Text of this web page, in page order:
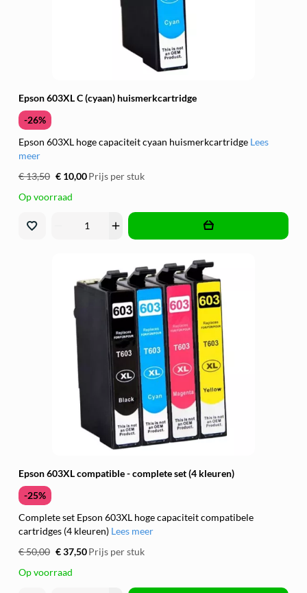
Epson 603XL C (cyaan) huismerkcartridge
-26%
Epson 603XL hoge capaciteit cyaan huismerkcartridge Lees
meer
€ 13,50 € 10,00Prijs per stuk
Op voorraad
add
Epson 603XL compatible - complete set (4 kleuren)
-25%
Complete set Epson 603XL hoge capaciteit compatibele
cartridges (4 kleuren) Lees meer
€ 50,00 € 37,50Prijs per stuk
Op voorraad